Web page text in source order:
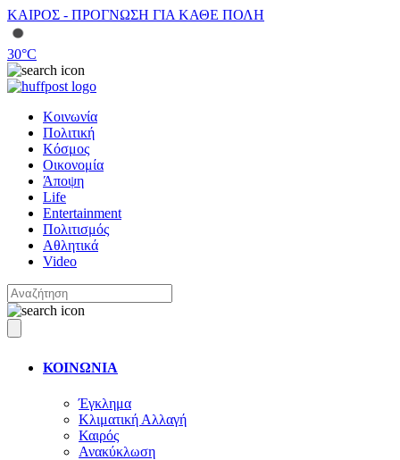
ΚΑΙΡΟΣ - ΠΡΟΓΝΩΣΗ ΓΙΑ ΚΑΘΕ ΠΟΛΗ
30°C
Κοινωνία
Πολιτική
Κόσμος
Οικονομία
Άποψη
Life
Entertainment
Πολιτισμός
Αθλητικά
Video
ΚΟΙΝΩΝΙΑ
Έγκλημα
Κλιματική Αλλαγή
Καιρός
Ανακύκλωση